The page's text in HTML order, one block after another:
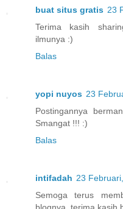
buat situs gratis 23
Terima kasih
ilmunya :)
Balas
yopi nuyos 23
Postingannya
Smangat !!! :)
Balas
intifadah 23
Semoga terus